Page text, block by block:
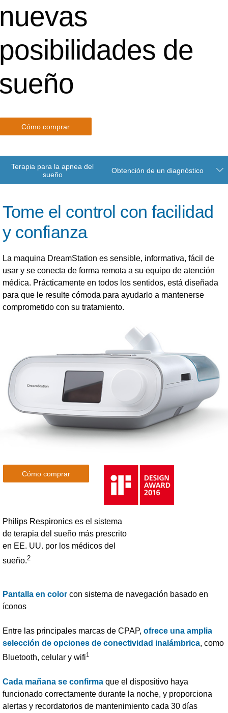
de
Cómo comprar
Terapia para la apnea del
sueño
Obtención de un diagnóstico
Tome el control con facilidad
y confianza
La maquina DreamStation es sensible, informativa, fácil de
usar y se conecta de forma remota a su equipo de atención
médica. Prácticamente en todos los sentidos, está diseñada
para que le resulte cómoda para ayudarlo a mantenerse
comprometido con su tratamiento.
Cómo comprar
Philips Respironics es el sistema
de terapia del sueño más prescrito
en EE. UU. por los médicos del
sueño.2
Pantalla en colorcon sistema de navegación basado en
íconos
Entre las principales marcas de CPAP, ofrece una amplia
selección de opciones de conectividad inalámbrica, como
Bluetooth, celular y wifi1
Cada mañana se confirmaque el dispositivo haya
funcionado correctamente durante la noche, y proporciona
alertas y recordatorios de mantenimiento cada 30 días